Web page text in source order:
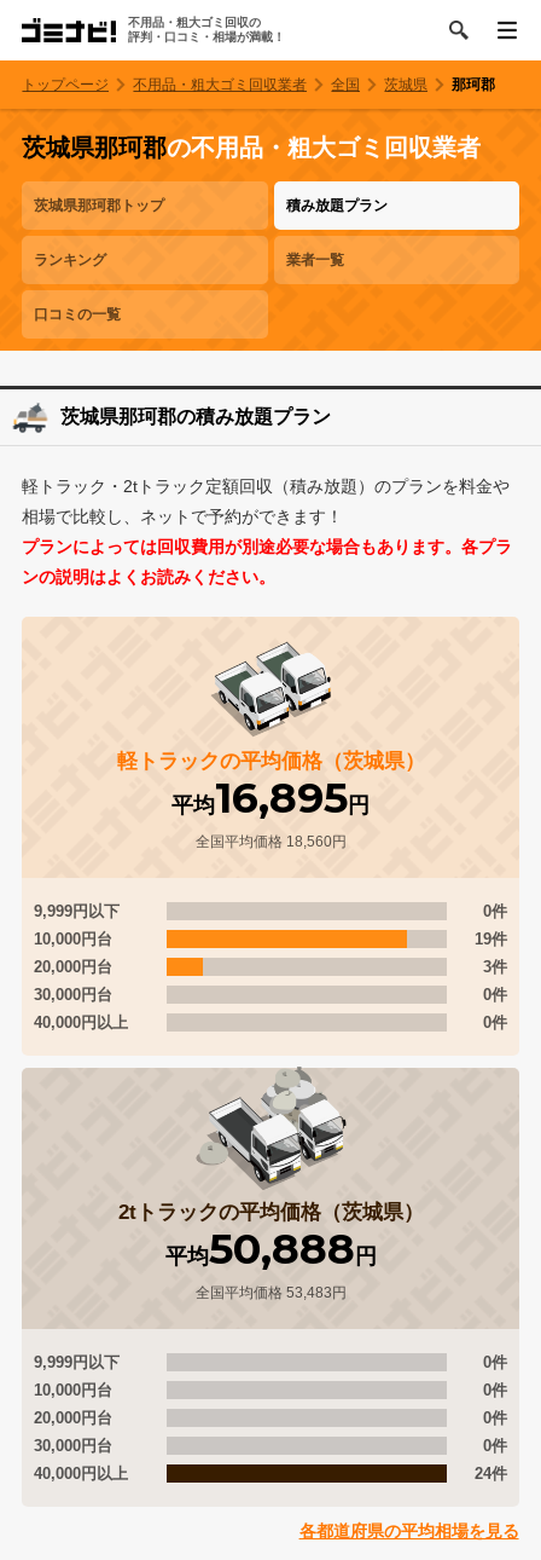
不用品・粗大ゴミ回収の
評判・口コミ・相場が満載！
トップページ 不用品・粗大ゴミ回収業者 全国 茨城県 那珂郡
茨城県那珂郡の不用品・粗大ゴミ回収業者
茨城県那珂郡トップ 積み放題プラン
ランキング 業者一覧
口コミの一覧
茨城県那珂郡の積み放題プラン
軽トラック・2tトラック定額回収（積み放題）のプランを料金や
相場で比較し、ネットで予約ができます！
プランによっては回収費用が別途必要な場合もあります。各プラ
ンの説明はよくお読みください。
軽トラックの平均価格（茨城県）
平均16,895 円
全国平均価格 18,560円
9,999円以下
0件
10,000円台
19件
20,000円台
3件
30,000円台
0件
40,000円以上
0件
2tトラックの平均価格（茨城県）
平均50,888 円
全国平均価格 53,483円
9,999円以下
0件
10,000円台
0件
20,000円台
0件
30,000円台
0件
40,000円以上
24件
各都道府県の平均相場を見る